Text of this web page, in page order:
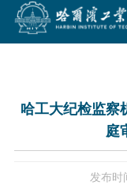
首页
哈工大纪检监察
庭
发布时